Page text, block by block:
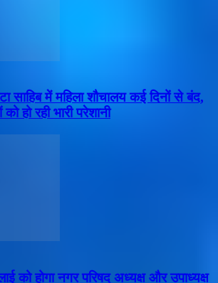
साहिब में महिला शौचालय कई दिनों से बंद,
हो रही भारी परेशानी
को होगा नगर परिषद अध्यक्ष और उपाध्यक्ष